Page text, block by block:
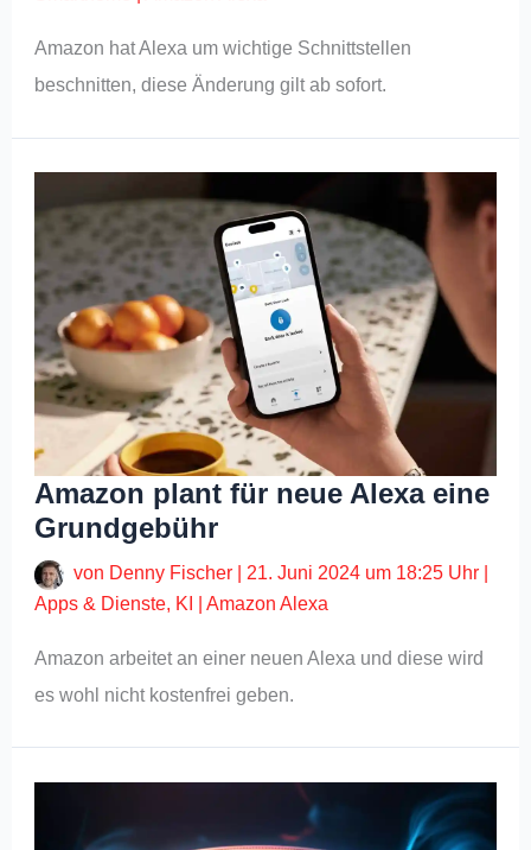
Amazon hat Alexa um wichtige Schnittstellen
beschnitten, diese Änderung gilt ab sofort.
Amazon plant für neue Alexa eine
Grundgebühr
von Denny Fischer |21. Juni 2024 um 18:25 Uhr
Apps & Dienste, KI |Amazon Alexa
Amazon arbeitet an einer neuen Alexa und diese wird
es wohl nicht kostenfrei geben.